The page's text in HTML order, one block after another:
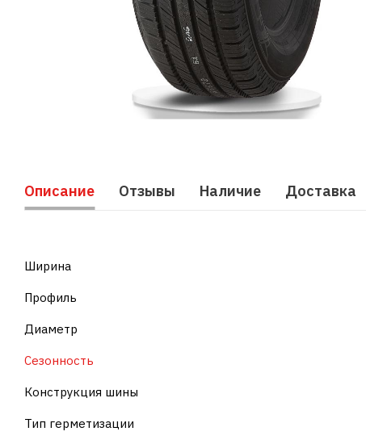
Описание Отзывы Наличие Доставка
Ширина
Профиль
Диаметр
Сезонность
Конструкция шины
Тип герметизации